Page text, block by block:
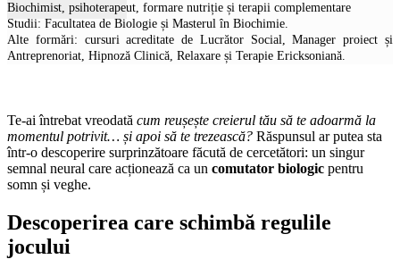
Biochimist, psihoterapeut, formare nutriție și terapii complementare
Studii: Facultatea de Biologie și Masterul în Biochimie.
Alte formări: cursuri acreditate de Lucrător Social, Manager proiect și
Antreprenoriat, Hipnoză Clinică, Relaxare și Terapie Ericksoniană.
Te-ai întrebat vreodată cum reușește creierul tău să te adoarmă la
momentul potrivit… și apoi să te trezească? Răspunsul ar putea sta
într-o descoperire surprinzătoare făcută de cercetători: un singur
semnal neural care acționează ca un comutator biologic pentru
somn și veghe.
Descoperirea care schimbă regulile
jocului